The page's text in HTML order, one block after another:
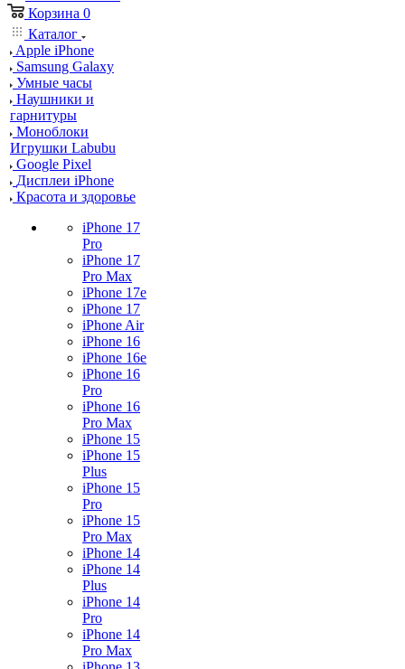
Корзина 0
Каталог
Apple iPhone
Samsung Galaxy
Умные часы
Наушники и
гарнитуры
Моноблоки
Игрушки Labubu
Google Pixel
Дисплеи iPhone
Красота и здоровье
iPhone 17
Pro
iPhone 17
Pro Max
iPhone 17e
iPhone 17
iPhone Air
iPhone 16
iPhone 16e
iPhone 16
Pro
iPhone 16
Pro Max
iPhone 15
iPhone 15
Plus
iPhone 15
Pro
iPhone 15
Pro Max
iPhone 14
iPhone 14
Plus
iPhone 14
Pro
iPhone 14
Pro Max